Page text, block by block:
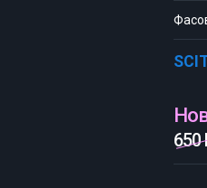
650